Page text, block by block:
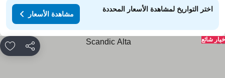
اختر التواريخ لمشاهدة الأسعار المحددة
مشاهدة الأسعار
مشاركة
شائع